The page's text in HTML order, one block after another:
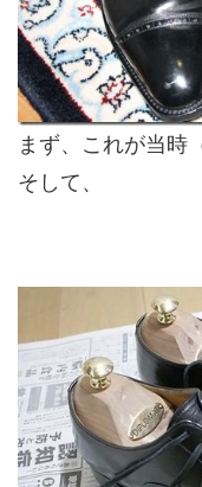
まず、これが当時
そして、